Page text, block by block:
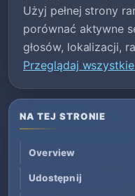
Użyj pełnej strony
porównać aktywne
głosów, lokalizacji,
Przeglądaj
NA TEJ STRONIE
Overview
Udostępnij